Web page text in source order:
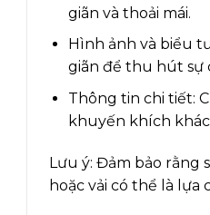
giãn và thoải mái.
Hình ảnh và biểu
giãn để thu hút sự
Thông tin chi tiết:
khuyến khích
Lưu ý: Đảm bảo rằng
hoặc vải có thể là